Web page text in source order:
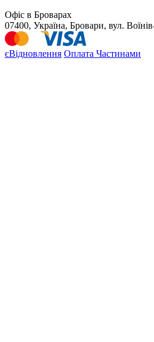
Офіс в Броварах
07400, Україна, Бровари, вул.
єВідновлення Оплата Частинами